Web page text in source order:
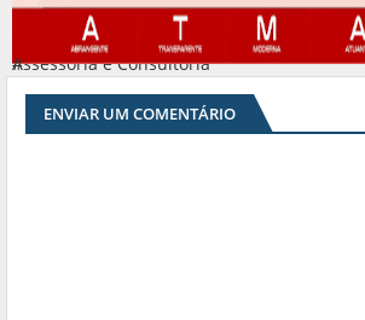
Assessoria e Consultoria
#
ENVIAR UM COMENTÁRIO